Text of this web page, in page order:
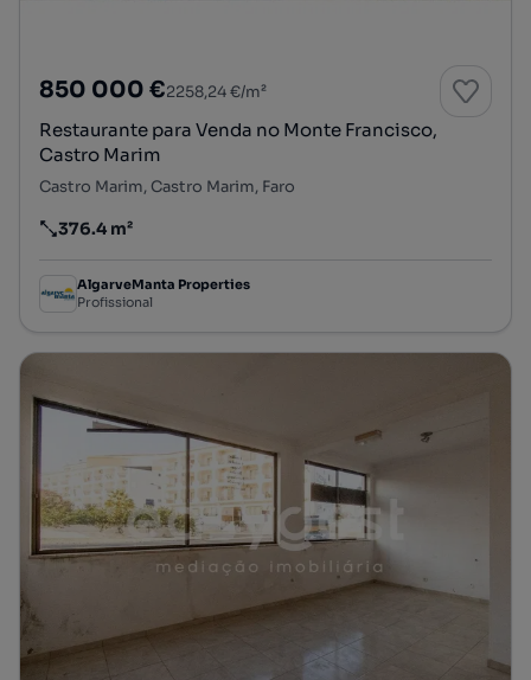
850 000 €2258,24 €/m²
Restaurante para Venda no Monte Francisco,
Castro Marim
Castro Marim, Castro Marim, Faro
Preço por metro quadrado
376.4 m²
AlgarveManta Properties
Profissional